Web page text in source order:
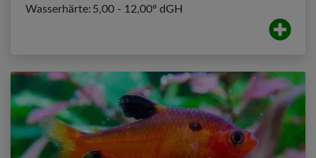
Wasserhärte: 5,00 - 12,00º dGH